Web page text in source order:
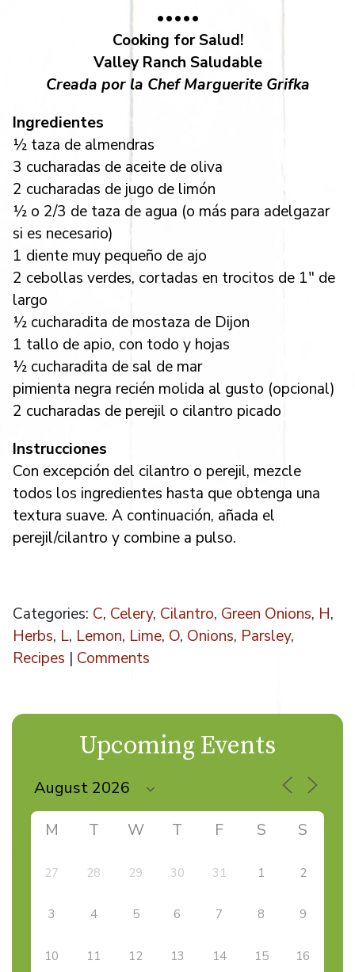
•••••
Cooking for Salud!
Valley Ranch Saludable
Creada por la Chef Marguerite Grifka
Ingredientes
½ taza de almendras
3 cucharadas de aceite de oliva
2 cucharadas de jugo de limón
½ o 2/3 de taza de agua (o más para adelgazar
si es necesario)
1 diente muy pequeño de ajo
2 cebollas verdes, cortadas en trocitos de 1″ de
largo
½ cucharadita de mostaza de Dijon
1 tallo de apio, con todo y hojas
½ cucharadita de sal de mar
pimienta negra recién molida al gusto (opcional)
2 cucharadas de perejil o cilantro picado
Instrucciones
Con excepción del cilantro o perejil, mezcle
todos los ingredientes hasta que obtenga una
textura suave. A continuación, añada el
perejil/cilantro y combine a pulso.
Categories: C, Celery, Cilantro, Green Onions, H,
Herbs, L, Lemon, Lime, O, Onions, Parsley,
Recipes | Comments
Upcoming Events
M T W T F S S
27 28 29 30 31 1 2
3 4 5 6 7 8 9
10 11 12 13 14 15 16